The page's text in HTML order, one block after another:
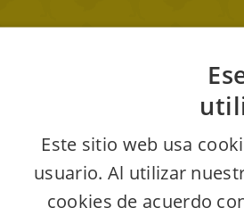
Este sitio web usa
usuario. Al utilizar
cookies de acuerdo